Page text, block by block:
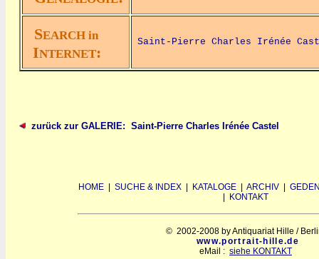
SEARCH in
INTERNET:
Saint-Pierre Charles Irénée
zurück zur GALERIE: Saint-Pierre Charles Irénée Castel
HOME SUCHE & INDEX KATALOGE ARCHIV
KONTAKT
© 2002-2008 by Antiquariat Hille /
www.portrait-hille.de
eMail : siehe KONTAKT